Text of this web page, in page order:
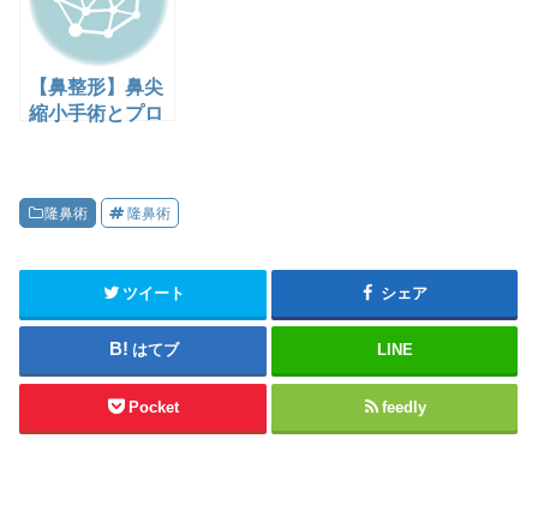
【鼻整形】鼻尖
縮小手術とプロ
隆鼻術 隆鼻術
ツイート シェア
はてブ LINE
Pocket feedly